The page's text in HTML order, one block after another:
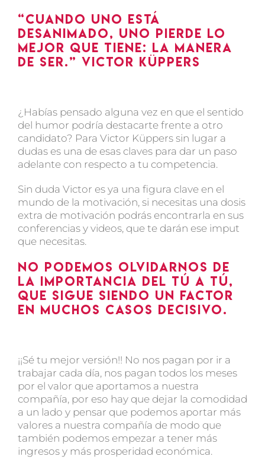
“Cuando uno está
desanimado, uno pierde lo
mejor que tiene: la manera
de ser.” Victor Küppers
¿Habías pensado alguna vez en que el sentido
del humor podría destacarte frente a otro
candidato? Para Victor Küppers sin lugar a
dudas es una de esas claves para dar un paso
adelante con respecto a tu competencia.
Sin duda Victor es ya una figura clave en el
mundo de la motivación, si necesitas una dosis
extra de motivación podrás encontrarla en sus
conferencias y videos, que te darán ese imput
que necesitas.
No podemos olvidarnos de
la importancia del tú a tú,
que sigue siendo un factor
en muchos casos decisivo.
¡¡Sé tu mejor versión!! No nos pagan por ir a
trabajar cada día, nos pagan todos los meses
por el valor que aportamos a nuestra
compañía, por eso hay que dejar la comodidad
a un lado y pensar que podemos aportar más
valores a nuestra compañía de modo que
también podemos empezar a tener más
ingresos y más prosperidad económica.